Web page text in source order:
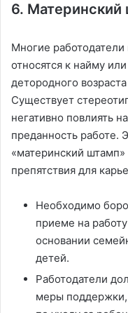
6. Материнский
Многие
относятся к найму
детородного
Существует
негативно повлиять
преданность работе.
«материнский
препятствия для
Необходимо
приеме на
основании
детей.
Работодатели
меры поддержки,